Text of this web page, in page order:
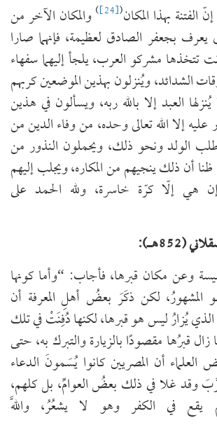
الفتنة بهذا المكان(
[24]
)والمكان الآخر من
بجعفر الصادق لعظيمة، فإنهما صارا
تتخذها مشركو العرب، يلجأ إليهما سفهاء
الشدائد، ويُنزلون بهذين الموضعين كربهم
العبد إلا بالله ربه، ويسألون في هذين
عليه إلا الله تعالى وحده، من وفاء الدين من
الولد ونحو ذلك، ويحملون النذور من
ظنا أن ذلك ينجيهم من المكاره، ويجلب إليهم
إن هي إلّا كرّة خاسرة، ولله الحمد على
وعن مكان قبرها، فأجاب: “وأما كونها
المشهورُ، لكن ذكَرَ بعضُ أهلِ المعرفة أن
يُزارُ ليس هو قبرها، لكنها دُفِنَتْ في تلك
زال قبرُها مقصودًا بالزيارة والتبرك به، حتى
أن المصريين كانوا يُسَمونَ الدعاء
وقد غلا في ذلك بعضُ العوامِّ، بل كلهم،
في الكفر وهو لا يشعُرُ، واللَّه